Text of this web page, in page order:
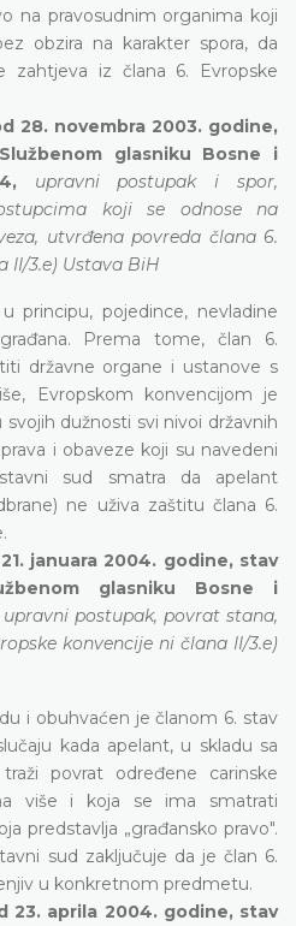
na pravosudnim organima koji
obzira na karakter spora, da
zahtjeva iz člana 6. Evropske
28. novembra 2003. godine,
glasniku Bosne i
upravni postupak i spor,
koji se odnose na
utvrđena povreda člana 6.
II/3.e) Ustava BiH
principu, pojedince, nevladine
Prema tome, član 6.
državne organe i ustanove s
Evropskom konvencijom je
dužnosti svi nivoi državnih
i obaveze koji su navedeni
sud smatra da apelant
ne uživa zaštitu člana 6.
januara 2004. godine, stav
glasniku Bosne i
upravni postupak, povrat stana,
konvencije ni člana II/3.e)
i obuhvaćen je članom 6. stav
kada apelant, u skladu sa
povrat određene carinske
više i koja se ima smatrati
predstavlja „građansko pravo".
sud zaključuje da je član 6.
u konkretnom predmetu.
23. aprila 2004. godine, stav